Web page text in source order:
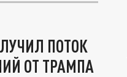
ПОТОК
ОТ ТРАМПА